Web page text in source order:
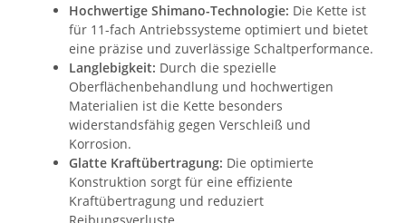
Hochwertige Shimano-Technologie: Die Kette ist
für 11-fach Antriebssysteme optimiert und bietet
eine präzise und zuverlässige Schaltperformance.
Langlebigkeit: Durch die spezielle
Oberflächenbehandlung und hochwertigen
Materialien ist die Kette besonders
widerstandsfähig gegen Verschleiß und
Korrosion.
Glatte Kraftübertragung: Die optimierte
Konstruktion sorgt für eine effiziente
Kraftübertragung und reduziert